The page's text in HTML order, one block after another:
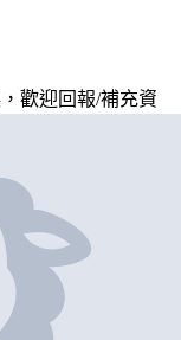
歡迎回報/補充資